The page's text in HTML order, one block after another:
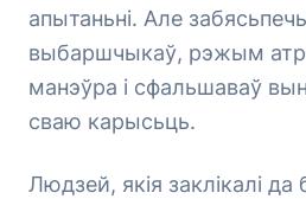
апытаньні. Але
выбаршчыкаў, рэжым
манэўра і сфальшаваў
сваю карысьць.
Людзей, якія заклікалі